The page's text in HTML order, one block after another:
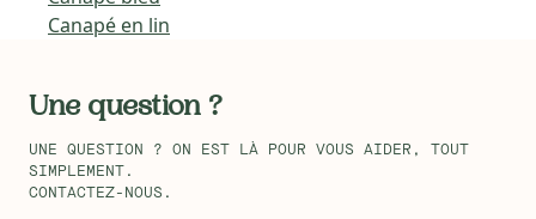
Canapé en lin
Une question ?
UNE QUESTION ? ON EST LÀ POUR VOUS AIDER, TOUT
SIMPLEMENT.
CONTACTEZ-NOUS.